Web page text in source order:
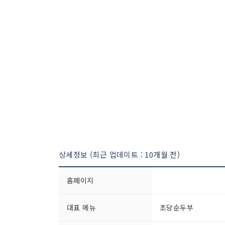
상세정보 (최근 업데이트 : 10개월 전)
홈페이지
대표 메뉴 초당순두부